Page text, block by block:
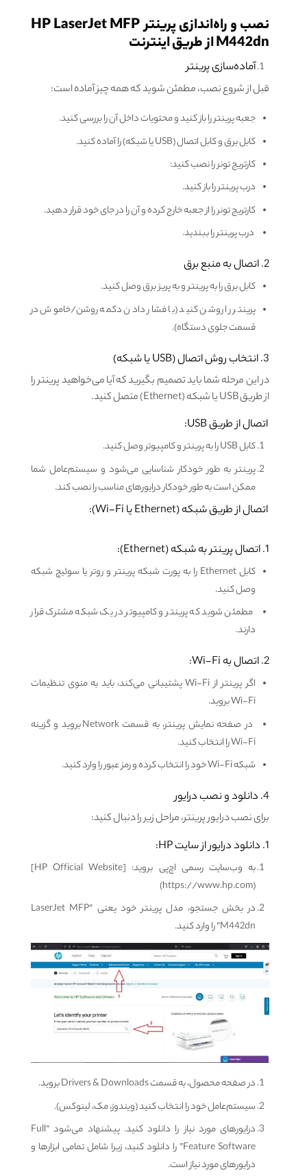
نصب و راه‌اندازی پرینتر HP LaserJet MFP
M442dn از طریق اینترنت
آماده‌سازی پرینتر
قبل از شروع نصب، مطمئن شوید که همه چیز آماده است:
جعبه پرینتر را باز کنید و محتویات داخل آن را بررسی کنید.
کابل برق و کابل اتصال (USB یا شبکه) را آماده کنید.
کارتریج تونر را نصب کنید:
درب پرینتر را باز کنید.
کارتریج تونر را از جعبه خارج کرده و آن را در جای خود قرار دهید.
درب پرینتر را ببندید.
2. اتصال به منبع برق
کابل برق را به پرینتر و به پریز برق وصل کنید.
پرینتر را روشن کنید (با فشار دادن دکمه روشن/خاموش در
قسمت جلوی دستگاه).
3. انتخاب روش اتصال (USB یا شبکه)
در این مرحله شما باید تصمیم بگیرید که آیا می‌خواهید پرینتر را
از طریق USB یا شبکه (Ethernet) متصل کنید.
اتصال از طریق USB:
کابل USB را به پرینتر و کامپیوتر وصل کنید.
پرینتر به طور خودکار شناسایی می‌شود و سیستم‌عامل شما
ممکن است به طور خودکار درایورهای مناسب را نصب کند.
اتصال از طریق شبکه (Ethernet یا Wi-Fi):
1. اتصال پرینتر به شبکه (Ethernet):
کابل Ethernet را به پورت شبکه پرینتر و روتر یا سوئیچ شبکه
وصل کنید.
مطمئن شوید که پرینتر و کامپیوتر در یک شبکه مشترک قرار
دارند.
2. اتصال به Wi-Fi:
اگر پرینتر از Wi-Fi پشتیبانی می‌کند، باید به منوی تنظیمات
Wi-Fi بروید.
در صفحه نمایش پرینتر، به قسمت Network بروید و گزینه
Wi-Fi را انتخاب کنید.
شبکه Wi-Fi خود را انتخاب کرده و رمز عبور را وارد کنید.
4. دانلود و نصب درایور
برای نصب درایور پرینتر، مراحل زیر را دنبال کنید:
1. دانلود درایور از سایت HP:
به وب‌سایت رسمی اچ‌پی بروید: [HP Official Website]
(https://www.hp.com)
در بخش جستجو، مدل پرینتر خود یعنی “LaserJet MFP
M442dn” را وارد کنید.
در صفحه محصول، به قسمت Drivers & Downloads بروید.
سیستم‌عامل خود را انتخاب کنید (ویندوز، مک، لینوکس).
درایورهای مورد نیاز را دانلود کنید. پیشنهاد می‌شود “Full
Feature Software” را دانلود کنید، زیرا شامل تمامی ابزارها و
درایورهای مورد نیاز است.